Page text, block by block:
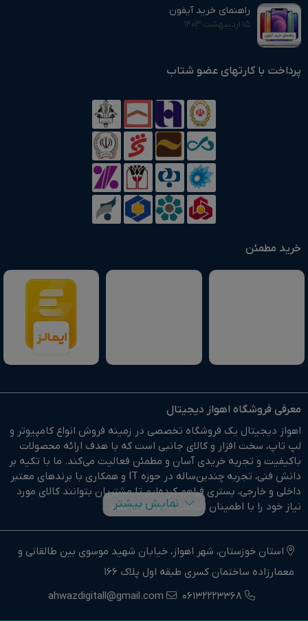
راهنمای خرید آیفون
۱۵ اردیبهشت ۱۴۰۳
پرداخت با کارتهای عضو شتاب
خرید مطمئن
معرفی فروشگاه اهواز دیجیتال
اهواز دیجیتال یک فروشگاه تخصصی در زمینه فروش انواع کامپیوتر و
لپ تاپ، سخت افزار و کالای جانبی است که با هدف ارائه محصولات
باکیفیت و تجربه خریدی آسان و مطمئن فعالیت می‌کند. ما با تکیه بر
دانش فنی، تجربه چندین‌ساله در حوزه IT و همکاری با برندهای معتبر
داخلی و خارجی، بستری فراهم کرده‌ایم تا مشتریان بتوانند کالای مورد
نیاز خود را با اطمینان انتخاب و خریداری کنند.
در وبسایت اهواز دیجیتال براحتی خرید آنلاین انجام دهید و در
کوتاهترین زمان ممکن کالای خود را تحویل بگیرید.
ما وارد کننده مستقیم انواع کامپیوتر،لپ تاپ و سخت افزار استوک و
اوپن باکس در جنوب غرب کشور هستیم.
نمایش بیشتر
استان خوزستان، شهر اهواز، خیابان شهید موسوی بین طالقانی و
معمارزاده ساختمان کسری طبقه اول پلاک 166
06132223368
ahwazdigitall@gmail.com